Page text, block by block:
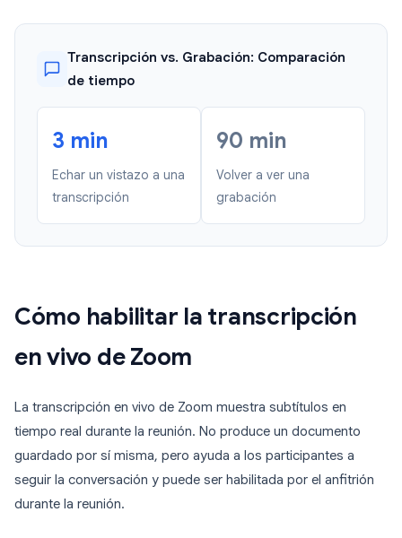
Transcripción vs. Grabación: Comparación
de tiempo
3 min
Echar un vistazo a una
transcripción
90 min
Volver a ver una
grabación
Cómo habilitar la transcripción
en vivo de Zoom
La transcripción en vivo de Zoom muestra subtítulos en
tiempo real durante la reunión. No produce un documento
guardado por sí misma, pero ayuda a los participantes a
seguir la conversación y puede ser habilitada por el anfitrión
durante la reunión.